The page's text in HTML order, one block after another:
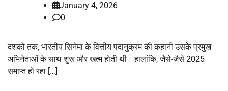
January 4, 2026
0
दशकों तक, भारतीय सिनेमा के वित्तीय पदानुक्रम की कहानी उसके प्रमुख
अभिनेताओं के साथ शुरू और खत्म होती थी। हालांकि, जैसे-जैसे 2025
समाप्त हो रहा […]